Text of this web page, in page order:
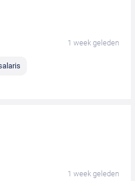
1 week geleden
1 week geleden